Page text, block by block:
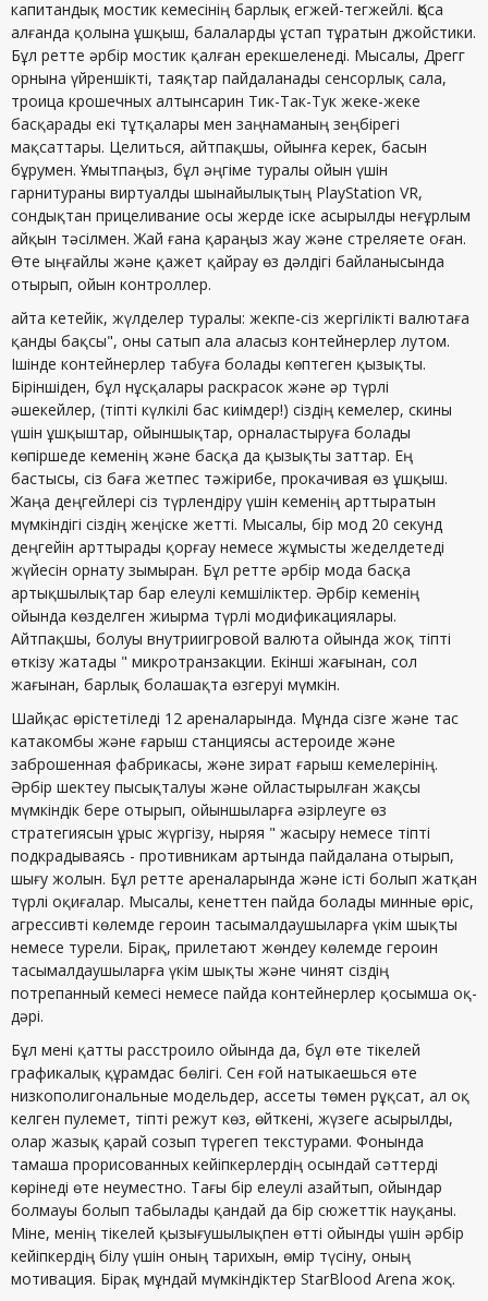
капитандық мостик кемесінің барлық егжей-тегжейлі. Қоса
алғанда қолына ұшқыш, балаларды ұстап тұратын джойстики.
Бұл ретте әрбір мостик қалған ерекшеленеді. Мысалы, Дрегг
орнына үйреншікті, таяқтар пайдаланады сенсорлық сала,
троица крошечных алтынсарин Тик-Так-Тук жеке-жеке
басқарады екі тұтқалары мен заңнаманың зеңбірегі
мақсаттары. Целиться, айтпақшы, ойынға керек, басын
бұрумен. Ұмытпаңыз, бұл әңгіме туралы ойын үшін
гарнитураны виртуалды шынайылықтың PlayStation VR,
сондықтан прицеливание осы жерде іске асырылды неғұрлым
айқын тәсілмен. Жай ғана қараңыз жау және стреляете оған.
Өте ыңғайлы және қажет қайрау өз дәлдігі байланысында
отырып, ойын контроллер.
айта кетейік, жүлделер туралы: жекпе-сіз жергілікті валютаға
қанды бақсы", оны сатып ала аласыз контейнерлер лутом.
Ішінде контейнерлер табуға болады көптеген қызықты.
Біріншіден, бұл нұсқалары раскрасок және әр түрлі
әшекейлер, (тіпті күлкілі бас киімдер!) сіздің кемелер, скины
үшін ұшқыштар, ойыншықтар, орналастыруға болады
көпіршеде кеменің және басқа да қызықты заттар. Ең
бастысы, сіз баға жетпес тәжірибе, прокачивая өз ұшқыш.
Жаңа деңгейлері сіз түрлендіру үшін кеменің арттыратын
мүмкіндігі сіздің жеңіске жетті. Мысалы, бір мод 20 секунд
деңгейін арттырады қорғау немесе жұмысты жеделдетеді
жүйесін орнату зымыран. Бұл ретте әрбір мода басқа
артықшылықтар бар елеулі кемшіліктер. Әрбір кеменің
ойында көзделген жиырма түрлі модификациялары.
Айтпақшы, болуы внутриигровой валюта ойында жоқ тіпті
өткізу жатады " микротранзакции. Екінші жағынан, сол
жағынан, барлық болашақта өзгеруі мүмкін.
Шайқас өрістетіледі 12 ареналарында. Мұнда сізге және тас
катакомбы және ғарыш станциясы астероиде және
заброшенная фабрикасы, және зират ғарыш кемелерінің.
Әрбір шектеу пысықталуы және ойластырылған жақсы
мүмкіндік бере отырып, ойыншыларға әзірлеуге өз
стратегиясын ұрыс жүргізу, ныряя " жасыру немесе тіпті
подкрадываясь - противникам артында пайдалана отырып,
шығу жолын. Бұл ретте ареналарында және істі болып жатқан
түрлі оқиғалар. Мысалы, кенеттен пайда болады минные өріс,
агрессивті көлемде героин тасымалдаушыларға үкім шықты
немесе турели. Бірақ, прилетают жөндеу көлемде героин
тасымалдаушыларға үкім шықты және чинят сіздің
потрепанный кемесі немесе пайда контейнерлер қосымша оқ-
дәрі.
Бұл мені қатты расстроило ойында да, бұл өте тікелей
графикалық құрамдас бөлігі. Сен ғой натыкаешься өте
низкополигональные модельдер, ассеты төмен рұқсат, ал оқ
келген пулемет, тіпті режут көз, өйткені, жүзеге асырылды,
олар жазық қарай созып түрегеп текстурами. Фонында
тамаша прорисованных кейіпкерлердің осындай сәттерді
көрінеді өте неуместно. Тағы бір елеулі азайтып, ойындар
болмауы болып табылады қандай да бір сюжеттік науқаны.
Міне, менің тікелей қызығушылықпен өтті ойынды үшін әрбір
кейіпкердің білу үшін оның тарихын, өмір түсіну, оның
мотивация. Бірақ мұндай мүмкіндіктер StarBlood Arena жоқ.